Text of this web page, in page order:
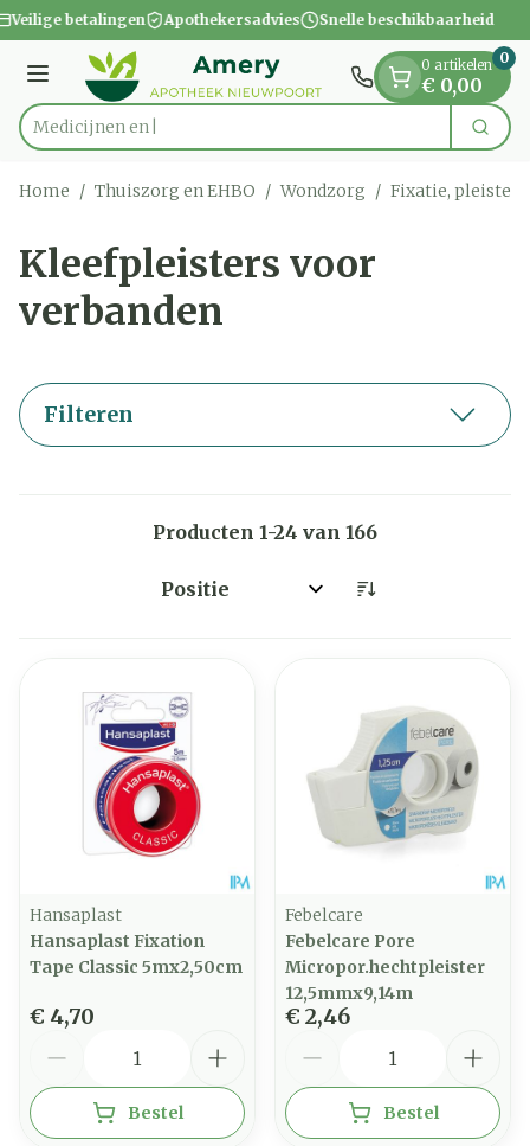
Ga naar de inhoud
1 van 1
Veilige betalingen Apothekersadvies Snelle beschikbaarheid
Menu
Product, merk, categorie... Zoek
0 artikelen
€ 0,00
0
Home / Thuiszorg en EHBO / Wondzorg / Fixatie, pleisters
Kleefpleisters voor
verbanden
Filteren
Producten 1-24 van 166
Sorteer op:
Hansaplast
Hansaplast Fixation
Tape Classic 5mx2,50cm
€ 4,70
Bestel
Febelcare
Febelcare Pore
Micropor.hechtpleister
12,5mmx9,14m
€ 2,46
Bestel